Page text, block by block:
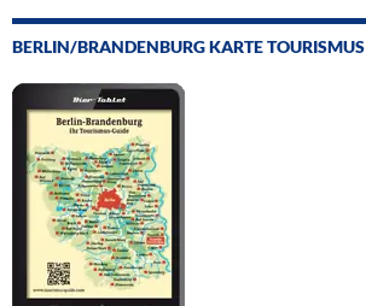
BERLIN/BRANDENBURG KARTE TOURISMUS